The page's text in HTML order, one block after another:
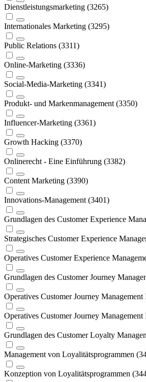
Dienstleistungsmarketing (3265)
Internationales Marketing (3295)
Public Relations (3311)
Online-Marketing (3336)
Social-Media-Marketing (3341)
Produkt- und Markenmanagement (3350)
Influencer-Marketing (3361)
Growth Hacking (3370)
Onlinerecht - Eine Einführung (3382)
Content Marketing (3390)
Innovations-Management (3401)
Grundlagen des Customer Experience
Strategisches Customer Experience
Operatives Customer Experience
Grundlagen des Customer Journey
Operatives Customer Journey Management
Operatives Customer Journey
Grundlagen des Customer Loyalty
Management von Loyalitätsprogrammen
Konzeption von Loyalitätsprogrammen